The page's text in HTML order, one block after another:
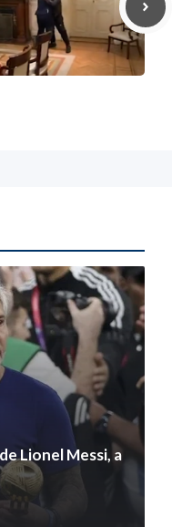
Lionel Messi, a